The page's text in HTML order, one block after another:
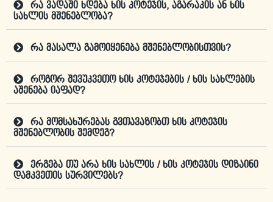
რა ვადაში ხდება ხის კოტეჯის, აგარაკის ან ხის
სახლის მშენებლობა?
რა მასალა გამოიყენება მშენებლობისთვის?
როგორ შევუკვეთო ხის კოტეჯების / ხის სახლების
აშენება იაფად?
რა მომსახურებას გვთავაზობთ ხის კოტეჯის
მშენებლობის შემდეგ?
ერგება თუ არა ხის სახლის / ხის კოტეჯის დიზაინი
დამკვეთის სურვილებს?